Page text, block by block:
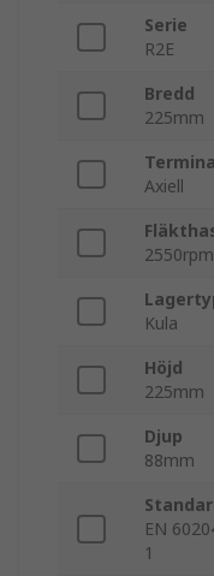
Serie
R2E
Bredd
225mm
Axiell
2550rpm
Kula
Höjd
225mm
Djup
88mm
EN
1